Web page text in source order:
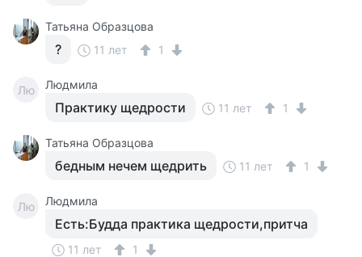
Татьяна Образцова
? 11 лет 1
Лю Людмила
Практику щедрости 11 лет 1
Татьяна Образцова
бедным нечем щедрить 11 лет 1
Лю Людмила
Есть:Будда практика щедрости,притча
11 лет
1